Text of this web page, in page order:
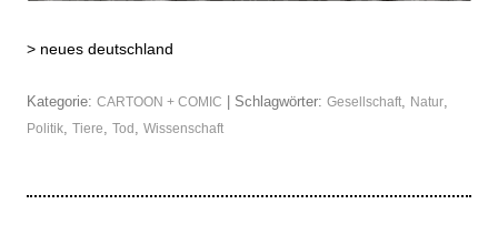
> neues deutschland
Kategorie: CARTOON + COMIC | Schlagwörter: Gesellschaft Natur
Politik Tiere Tod Wissenschaft